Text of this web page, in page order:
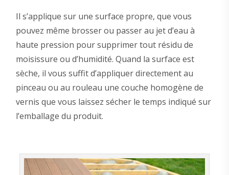
Il s’applique sur une surface propre, que vous
pouvez même brosser ou passer au jet d’eau à
haute pression pour supprimer tout résidu de
moisissure ou d’humidité. Quand la surface est
sèche, il vous suffit d’appliquer directement au
pinceau ou au rouleau une couche homogène de
vernis que vous laissez sécher le temps indiqué sur
l’emballage du produit.